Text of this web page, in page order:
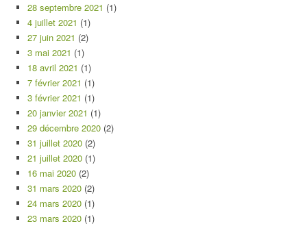
28 septembre 2021 (1)
4 juillet 2021 (1)
27 juin 2021 (2)
3 mai 2021 (1)
18 avril 2021 (1)
7 février 2021 (1)
3 février 2021 (1)
20 janvier 2021 (1)
29 décembre 2020 (2)
31 juillet 2020 (2)
21 juillet 2020 (1)
16 mai 2020 (2)
31 mars 2020 (2)
24 mars 2020 (1)
23 mars 2020 (1)